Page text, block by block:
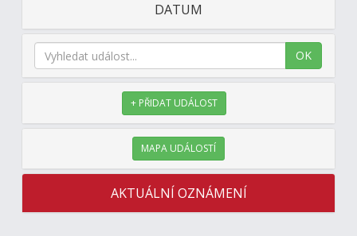
DATUM
OK
+ PŘIDAT UDÁLOST
MAPA UDÁLOSTÍ
AKTUÁLNÍ OZNÁMENÍ